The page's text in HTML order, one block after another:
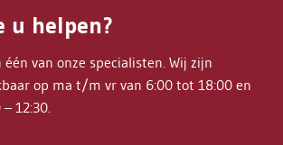
u helpen?
van onze specialisten. Wij zijn
op ma t/m vr van 6:00 tot 18:00 en
12:30.